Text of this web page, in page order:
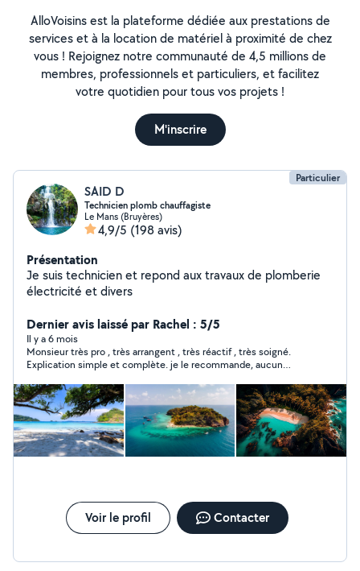
AlloVoisins est la plateforme dédiée aux prestations de
services et à la location de matériel à proximité de chez
vous ! Rejoignez notre communauté de 4,5 millions de
membres, professionnels et particuliers, et facilitez
votre quotidien pour tous vos projets !
M'inscrire
Particulier
SAID D
Technicien plomb chauffagiste
Le Mans (Bruyères)
4,9/5 (198 avis)
Présentation
Je suis technicien et repond aux travaux de plomberie
électricité et divers
Dernier avis laissé par Rachel : 5/5
Il y a 6 mois
Monsieur très pro , très arrangent , très réactif , très soigné.
Explication simple et complète. je le recommande, aucun
Voir le profil Contacter